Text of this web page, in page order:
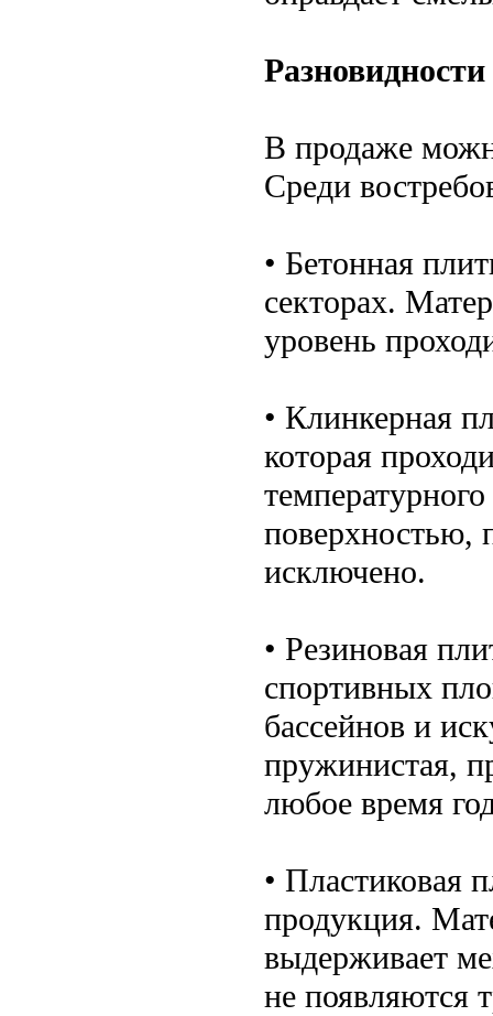
В продаже
Среди
• Бетонная
секторах.
уровень
• Клинкерная
которая
поверхностью,
исключено.
• Резиновая
спортивных
бассейнов и
пружинистая,
любое время
• Пластиковая
продукция.
выдерживает
не появляются